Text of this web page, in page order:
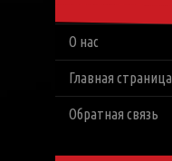
О нас
Главная страница
Обратная связь